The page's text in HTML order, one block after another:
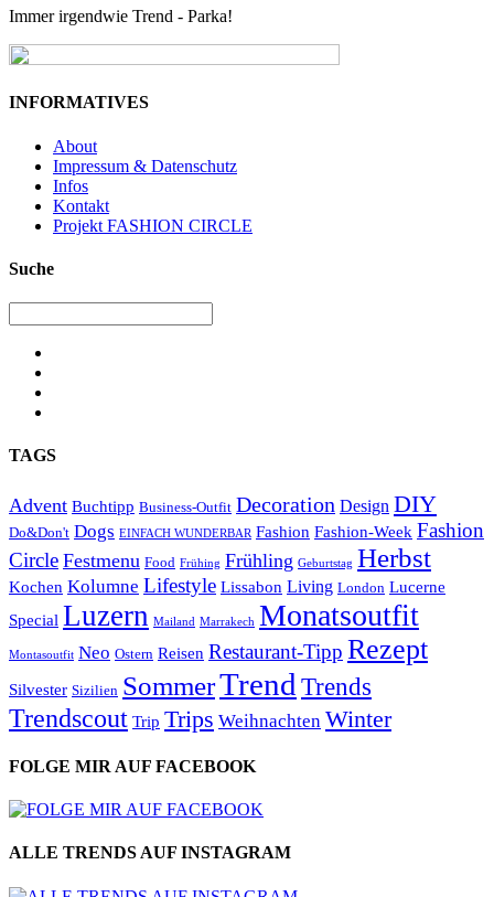
Immer irgendwie Trend - Parka!
INFORMATIVES
About
Impressum & Datenschutz
Infos
Kontakt
Projekt FASHION CIRCLE
Suche
TAGS
Advent Buchtipp Business-Outfit Decoration Design DIY
Do&Don't Dogs EINFACH WUNDERBAR Fashion Fashion-Week Fashion
Circle Festmenu Food Frühing Frühling Geburtstag Herbst
Kochen Kolumne Lifestyle Lissabon Living London Lucerne
Special Luzern Mailand Marrakech Monatsoutfit
Montasoutfit Neo Ostern Reisen Restaurant-Tipp Rezept
Silvester Sizilien SommerTrend Trends
Trendscout Trip Trips Weihnachten Winter
FOLGE MIR AUF FACEBOOK
ALLE TRENDS AUF INSTAGRAM